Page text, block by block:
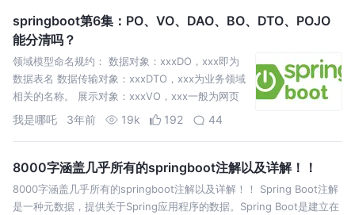
springboot第6集：PO、VO、DAO、BO、DTO、POJO
能分清吗？
领域模型命名规约： 数据对象：xxxDO，xxx即为
数据表名 数据传输对象：xxxDTO，xxx为业务领域
相关的名称。 展示对象：xxxVO，xxx一般为网页
名称。 POJO是DO/DTO/BO/VO
我是哪吒 3年前 19k 192 44
8000字涵盖几乎所有的springboot注解以及详解！！
8000字涵盖几乎所有的springboot注解以及详解！！ Spring Boot注解
是一种元数据，提供关于Spring应用程序的数据。Spring Boot是建立在